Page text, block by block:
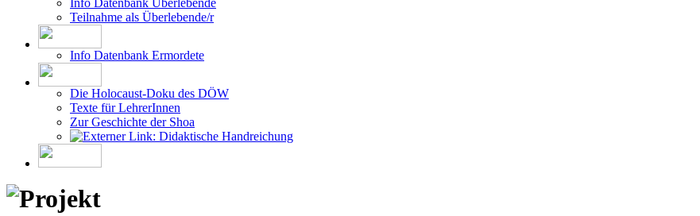
Texte für LehrerInnen
Zur Geschichte der Shoa
Didaktische Handreichung